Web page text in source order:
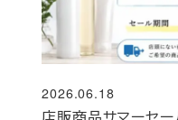
投稿日
2026.06.18